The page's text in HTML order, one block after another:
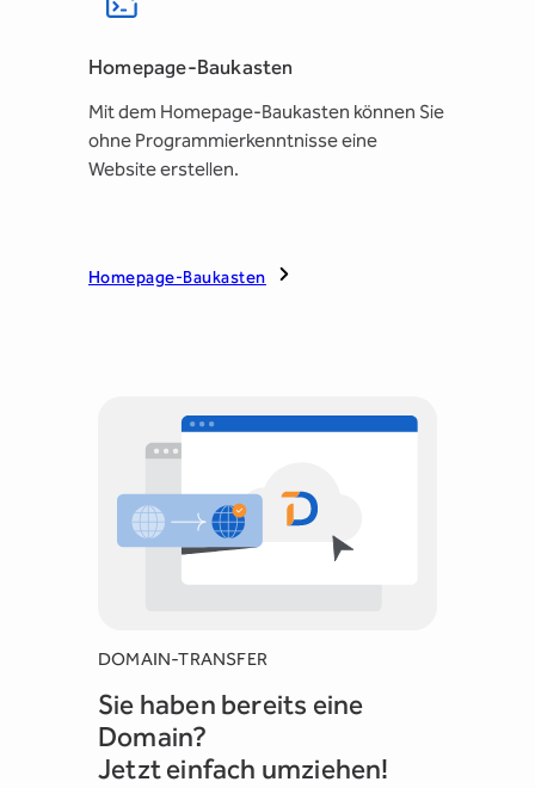
Homepage-Baukasten
Mit dem Homepage-Baukasten können Sie
ohne Programmierkenntnisse eine
Website erstellen.
Homepage-Baukasten
DOMAIN-TRANSFER
Sie haben bereits eine
Domain?
Jetzt einfach umziehen!